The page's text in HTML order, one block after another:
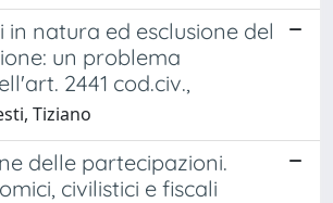
in natura ed esclusione del
un problema
2441 cod.civ.,
Tiziano
delle partecipazioni.
civilistici e fiscali